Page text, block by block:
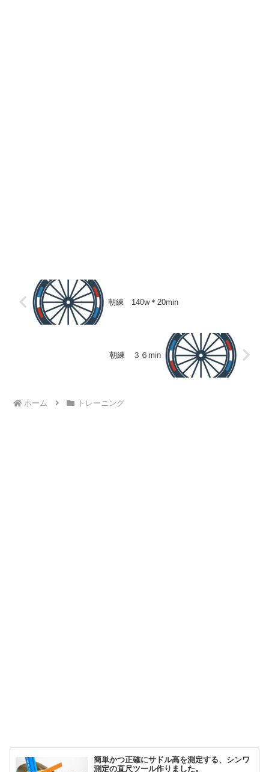
朝練 140w＊20min
朝練 ３６min
ホーム トレーニング
簡単かつ正確にサドル高を測定する、シンワ
測定の直尺ツール作りました。